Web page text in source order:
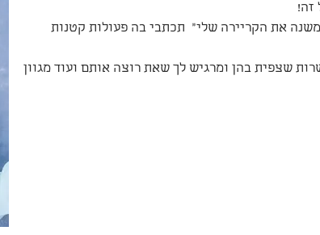
זה!
את הקריירה שלי"  תכתבי בה פעולות קטנות
שצפית בהן ומרגיש לך שאת רוצה אותם ועוד מגוון